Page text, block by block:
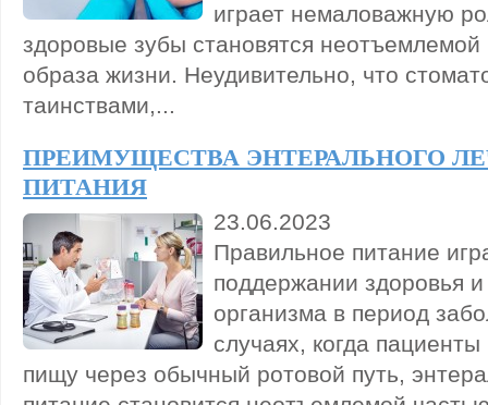
играет немаловажную
здоровые зубы становятся
образа жизни. Неудивительно, что
таинствами,...
ПРЕИМУЩЕСТВА ЭНТЕРАЛЬНОГО
ПИТАНИЯ
23.06.2023
Правильное питание
поддержании здоровья
организма в период
случаях, когда
пищу через обычный ротовой путь,